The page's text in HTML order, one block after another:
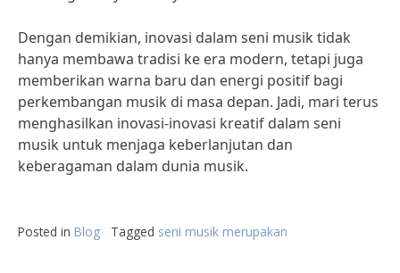
Dengan demikian, inovasi dalam seni musik tidak
hanya membawa tradisi ke era modern, tetapi juga
memberikan warna baru dan energi positif bagi
perkembangan musik di masa depan. Jadi, mari terus
menghasilkan inovasi-inovasi kreatif dalam seni
musik untuk menjaga keberlanjutan dan
keberagaman dalam dunia musik.
Posted in Blog Tagged seni musik merupakan